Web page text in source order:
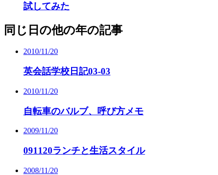
試してみた
同じ日の他の年の記事
2010/11/20
英会話学校日記03-03
2010/11/20
自転車のバルブ、呼び方メモ
2009/11/20
091120ランチと生活スタイル
2008/11/20